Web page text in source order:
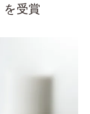
を受賞